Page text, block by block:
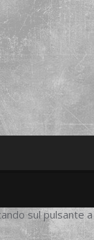
sul pulsante a